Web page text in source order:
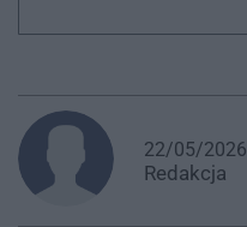
22/05/2026
Redakcja